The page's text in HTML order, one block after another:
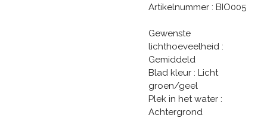
Artikelnummer : BIO005
Gewenste
lichthoeveelheid :
Gemiddeld
Blad kleur : Licht
groen/geel
Plek in het water :
Achtergrond